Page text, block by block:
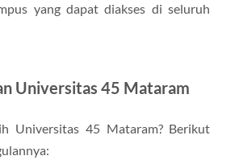
yang dapat diakses di seluruh
Universitas 45 Mataram
Universitas 45 Mataram? Berikut